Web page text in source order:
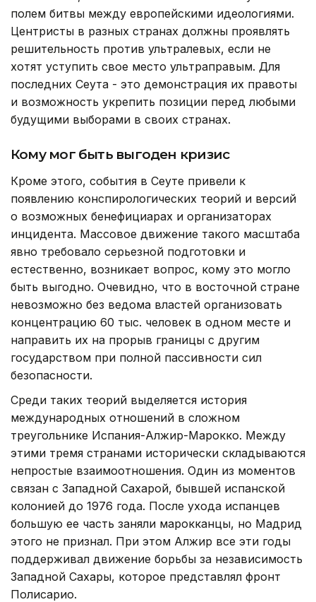
полем битвы между европейскими идеологиями.
Центристы в разных странах должны проявлять
решительность против ультралевых, если не
хотят уступить свое место ультраправым. Для
последних Сеута - это демонстрация их правоты
и возможность укрепить позиции перед любыми
будущими выборами в своих странах.
Кому мог быть выгоден кризис
Кроме этого, события в Сеуте привели к
появлению конспирологических теорий и версий
о возможных бенефициарах и организаторах
инцидента. Массовое движение такого масштаба
явно требовало серьезной подготовки и
естественно, возникает вопрос, кому это могло
быть выгодно. Очевидно, что в восточной стране
невозможно без ведома властей организовать
концентрацию 60 тыс. человек в одном месте и
направить их на прорыв границы с другим
государством при полной пассивности сил
безопасности.
Среди таких теорий выделяется история
международных отношений в сложном
треугольнике Испания-Алжир-Марокко. Между
этими тремя странами исторически складываются
непростые взаимоотношения. Один из моментов
связан с Западной Сахарой, бывшей испанской
колонией до 1976 года. После ухода испанцев
большую ее часть заняли марокканцы, но Мадрид
этого не признал. При этом Алжир все эти годы
поддерживал движение борьбы за независимость
Западной Сахары, которое представлял фронт
Полисарио.